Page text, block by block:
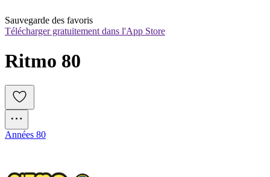
Sauvegarde des favoris
Télécharger gratuitement dans l'App Store
Ritmo 80
Années 80